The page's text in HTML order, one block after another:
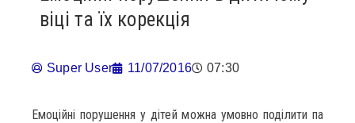
віці та їх корекція
Super User 11/07/2016 07:30
Емоційні порушення у дітей можна умовно поділити па